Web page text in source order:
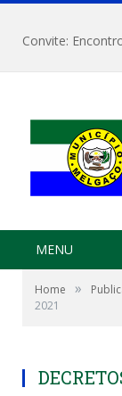
MENU
Home »
2021